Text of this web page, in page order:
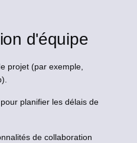
d'équipe
projet (par exemple,
planifier les délais de
de collaboration